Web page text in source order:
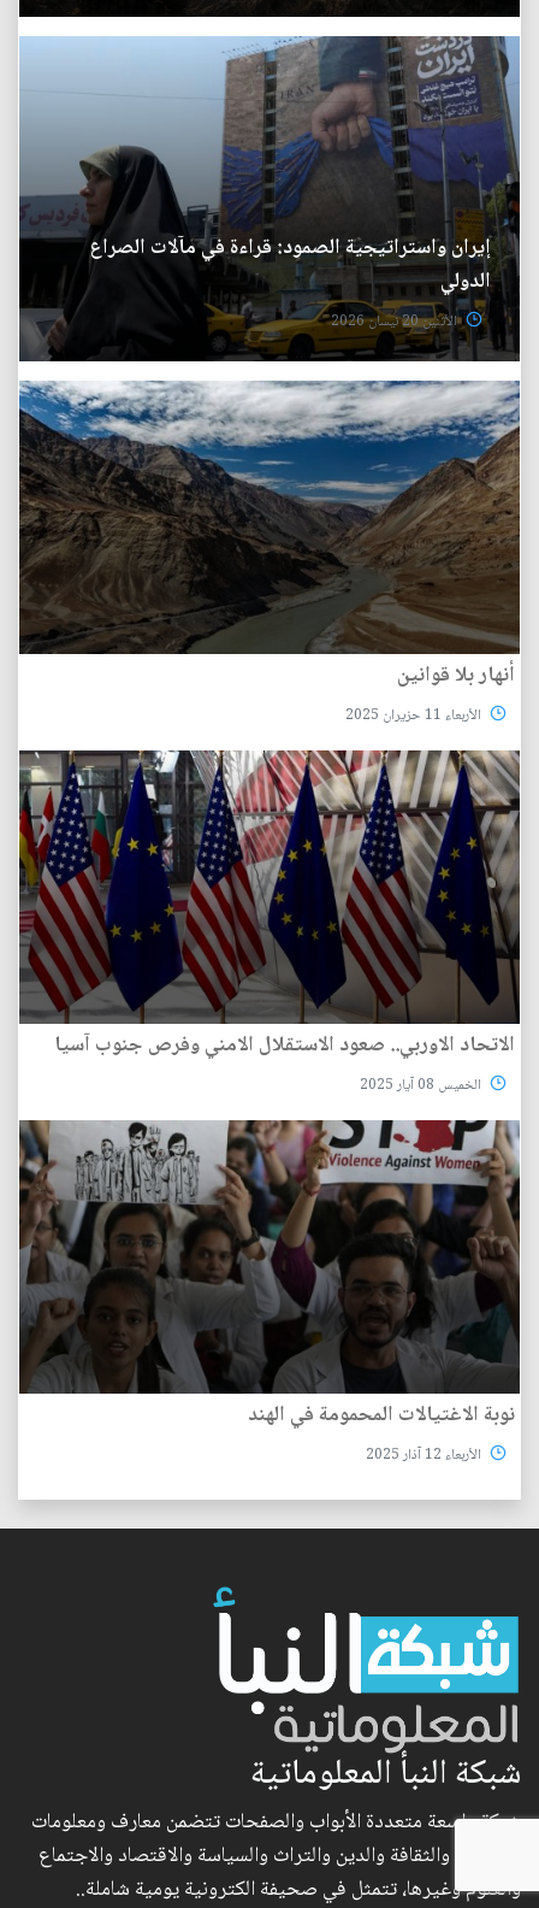
إيران واستراتيجية الصمود: قراءة في مآلات الصراع
الدولي
الأثنين 20 نيسان 2026
أنهار بلا قوانين
الأربعاء 11 حزيران 2025
الاتحاد الاوربي.. صعود الاستقلال الامني وفرص جنوب آسيا
الخميس 08 آيار 2025
نوبة الاغتيالات المحمومة في الهند
الأربعاء 12 آذار 2025
شبكة النبأ المعلوماتية
شبكة واسعة متعددة الأبواب والصفحات تتضمن معارف ومعلومات
في الفكر والثقافة والدين والتراث والسياسة والاقتصاد والاجتماع
والعلوم وغيرها، تتمثل في صحيفة الكترونية يومية شاملة..